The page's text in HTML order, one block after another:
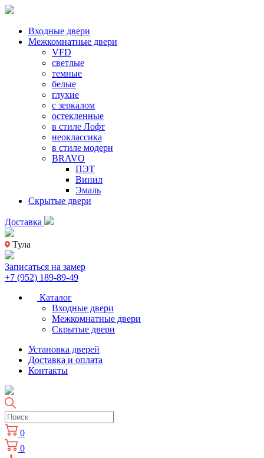
Входные двери
Межкомнатные двери
VFD
светлые
темные
белые
глухие
с зеркалом
остекленные
в стиле Лофт
неоклассика
в стиле модерн
BRAVO
ПЭТ
Винил
Эмаль
Скрытые двери
Доставка
Тула
Записаться на замер
+7 (952) 189-89-49
Каталог
Входные двери
Межкомнатные двери
Скрытые двери
Установка дверей
Доставка и оплата
Контакты
0
0